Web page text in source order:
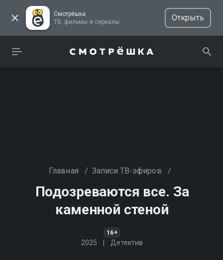
Смотрёшка
ТВ, фильмы и сериалы
Открыть
Главная / Записи ТВ-эфиров /
Подозреваются все. За
каменной стеной
16+
2025 Детектив